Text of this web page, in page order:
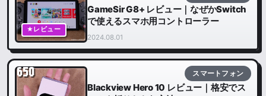
★レビュー
GameSir G8+ レビュー｜なぜかSwitch
で使えるスマホ用コントローラー
2024.08.01
650 スマートフォン
Blackview Hero 10 レビュー｜格安でス